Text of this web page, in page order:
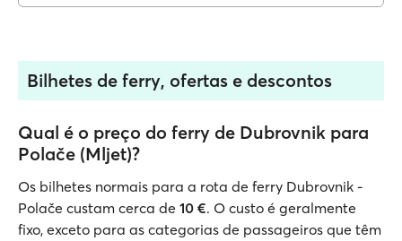
Bilhetes de ferry, ofertas e descontos
Qual é o preço do ferry de Dubrovnik para
Polače (Mljet)?
Os bilhetes normais para a rota de ferry Dubrovnik -
Polače custam cerca de 10 €. O custo é geralmente
fixo, exceto para as categorias de passageiros que têm